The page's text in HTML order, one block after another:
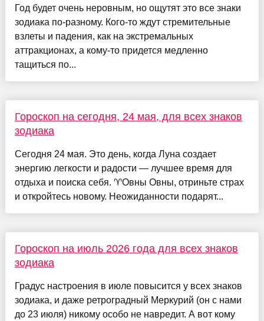
Год будет очень неровным, но ощутят это все знаки
зодиака по-разному. Кого-то ждут стремительные
взлеты и падения, как на экстремальных
аттракционах, а кому-то придется медленно
тащиться по...
Гороскоп на сегодня, 24 мая, для всех знаков
зодиака
Сегодня 24 мая. Это день, когда Луна создает
энергию легкости и радости — лучшее время для
отдыха и поиска себя. ♈️Овны Овны, отриньте страх
и откройтесь новому. Неожиданности подарят...
Гороскоп на июль 2026 года для всех знаков
зодиака
Градус настроения в июле повысится у всех знаков
зодиака, и даже ретроградный Меркурий (он с нами
до 23 июля) никому особо не навредит. А вот кому